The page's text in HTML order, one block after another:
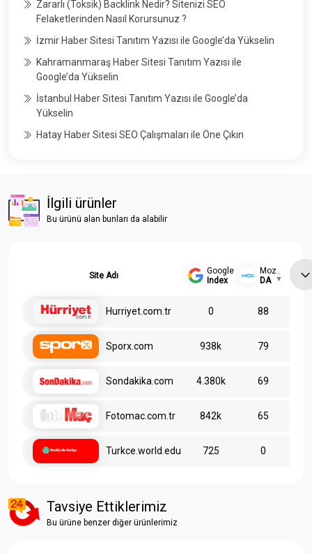
Zararlı (Toksik) Backlink Nedir? Sitenizi SEO
Felaketlerinden Nasıl Korursunuz ?
İzmir Haber Sitesi Tanıtım Yazısı ile Google’da Yükselin
Kahramanmaraş Haber Sitesi Tanıtım Yazısı ile
Google’da Yükselin
İstanbul Haber Sitesi Tanıtım Yazısı ile Google’da
Yükselin
Hatay Haber Sitesi SEO Çalışmaları ile Öne Çıkın
İlgili ürünler
Bu ürünü alan bunları da alabilir
Site Adı
Google
Index
Moz
DA
Hurriyet.com.tr 0 88
Sporx.com 938k 79
Sondakika.com 4.380k 69
Fotomac.com.tr 842k 65
Turkce.world.edu 725 0
Tavsiye Ettiklerimiz
Bu ürüne benzer diğer ürünlerimiz